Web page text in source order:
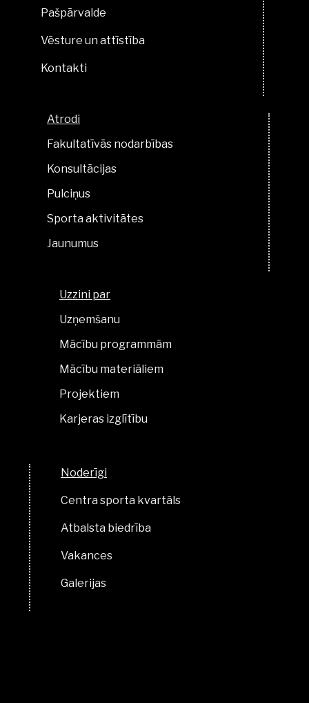
Pašpārvalde
Vēsture un attīstība
Kontakti
Atrodi
Fakultatīvās nodarbības
Konsultācijas
Pulciņus
Sporta aktivitātes
Jaunumus
Uzzini par
Uzņemšanu
Mācību programmām
Mācību materiāliem
Projektiem
Karjeras izglītību
Noderīgi
Centra sporta kvartāls
Atbalsta biedrība
Vakances
Galerijas